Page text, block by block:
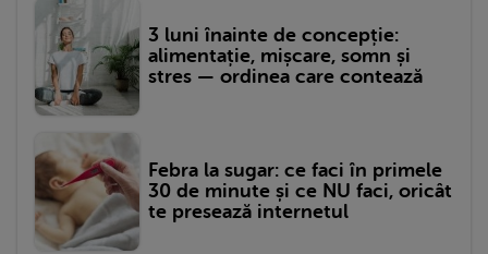
3 luni înainte de concepție:
alimentație, mișcare, somn și
stres — ordinea care contează
Febra la sugar: ce faci în primele
30 de minute și ce NU faci, oricât
te presează internetul